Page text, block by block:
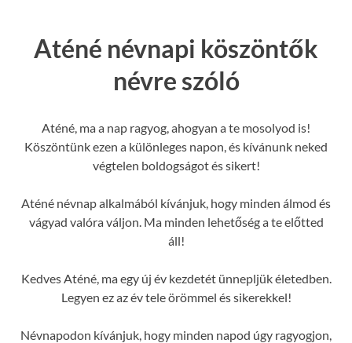
Aténé névnapi köszöntők
névre szóló
Aténé, ma a nap ragyog, ahogyan a te mosolyod is!
Köszöntünk ezen a különleges napon, és kívánunk neked
végtelen boldogságot és sikert!
Aténé névnap alkalmából kívánjuk, hogy minden álmod és
vágyad valóra váljon. Ma minden lehetőség a te előtted
áll!
Kedves Aténé, ma egy új év kezdetét ünnepljük életedben.
Legyen ez az év tele örömmel és sikerekkel!
Névnapodon kívánjuk, hogy minden napod úgy ragyogjon,